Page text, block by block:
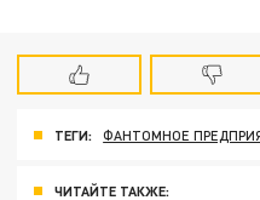
ТЕГИ: ФАНТОМНОЕ
ЧИТАЙТЕ ТАКЖЕ: